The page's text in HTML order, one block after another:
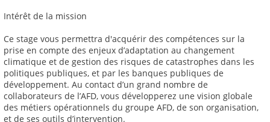
Intérêt de la mission
Ce stage vous permettra d'acquérir des compétences sur la
prise en compte des enjeux d’adaptation au changement
climatique et de gestion des risques de catastrophes dans les
politiques publiques, et par les banques publiques de
développement. Au contact d’un grand nombre de
collaborateurs de l’AFD, vous développerez une vision globale
des métiers opérationnels du groupe AFD, de son organisation,
et de ses outils d’intervention.